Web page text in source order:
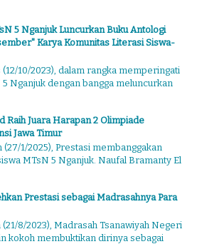
5 Nganjuk Luncurkan Buku Antologi
Karya Komunitas Literasi Siswa-
10/2023), dalam rangka memperingati
5 Nganjuk dengan bangga meluncurkan
Raih Juara Harapan 2 Olimpiade
Jawa Timur
(27/1/2025), Prestasi membanggakan
MTsN 5 Nganjuk. Naufal Bramanty El
Prestasi sebagai Madrasahnya Para
8/2023), Madrasah Tsanawiyah Negeri
kokoh membuktikan dirinya sebagai